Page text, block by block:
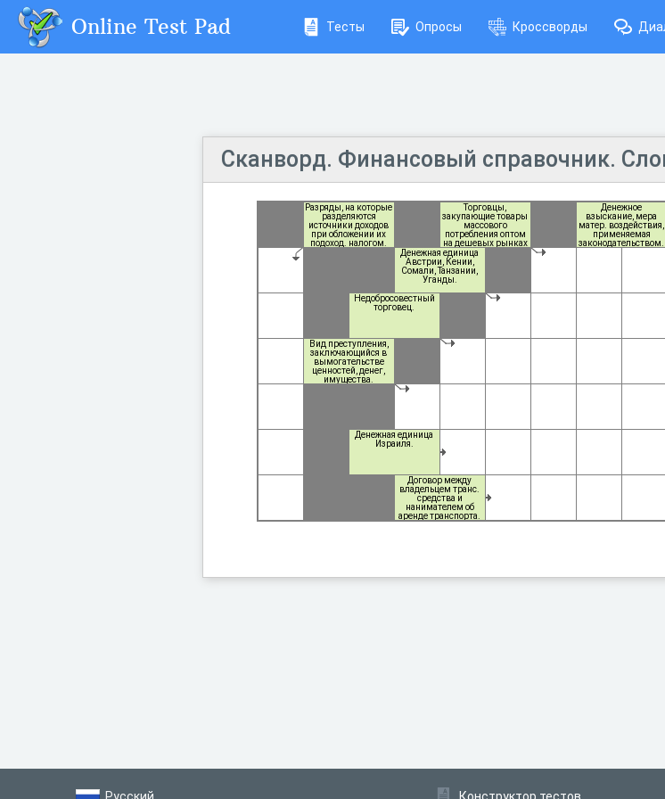
Online Test Pad Тесты Опросы Кроссворды
Сканворд. Финансовый справочник.
Разряды, на которые
разделяются
источники доходов
при обложении их
подоход. налогом.
Торговцы,
закупающие товары
массового
потребления оптом
на дешевых рынках
и снабжающие ими
мелкооптовый и
розничный рынок.
Денежное
взыскание, мера
матер. воздействия,
применяемая
законодательством.
Денежная единица
Австрии, Кении,
Сомали, Танзании,
Уганды.
Недобросовестный
торговец.
Вид преступления,
заключающийся в
вымогательстве
ценностей, денег,
имущества.
Денежная единица
Израиля.
Договор между
владельцем транс.
средства и
нанимателем об
аренде транспорта.
средства или его